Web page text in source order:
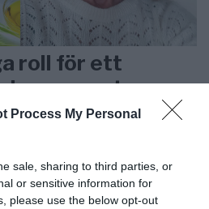
Process My Personal
sale, sharing to third parties, or
or sensitive information for
please use the below opt-out
roll för ett
immunsystem